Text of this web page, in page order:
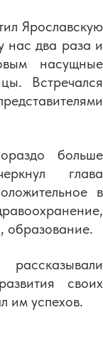
Ярославскую
нас два раза и
насущные
Встречался
больше
глава
в
образование.
своих
им успехов.